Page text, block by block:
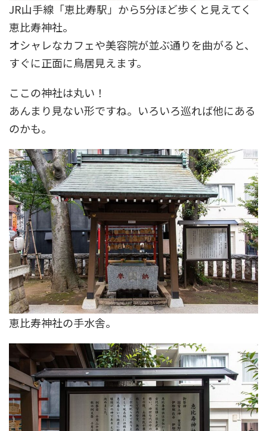
JR山手線「恵比寿駅」から5分ほど歩くと見えてく
恵比寿神社。
オシャレなカフェや美容院が並ぶ通りを曲がると、
すぐに正面に鳥居見えます。
ここの神社は丸い！
あんまり見ない形ですね。いろいろ巡れば他にある
のかも。
恵比寿神社の手水舎。